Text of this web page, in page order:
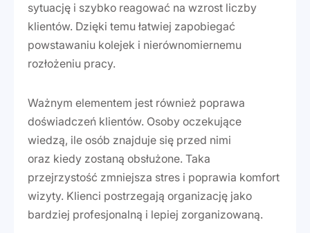
sytuację i szybko reagować na wzrost liczby
klientów. Dzięki temu łatwiej zapobiegać
powstawaniu kolejek i nierównomiernemu
rozłożeniu pracy.
Ważnym elementem jest również poprawa
doświadczeń klientów. Osoby oczekujące
wiedzą, ile osób znajduje się przed nimi
oraz kiedy zostaną obsłużone. Taka
przejrzystość zmniejsza stres i poprawia komfort
wizyty. Klienci postrzegają organizację jako
bardziej profesjonalną i lepiej zorganizowaną.